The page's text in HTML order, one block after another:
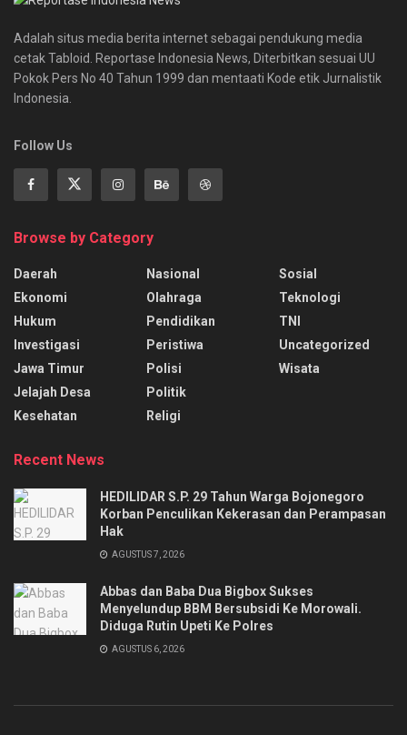
Adalah situs media berita internet sebagai pendukung media
cetak Tabloid. Reportase Indonesia News, Diterbitkan sesuai UU
Pokok Pers No 40 Tahun 1999 dan mentaati Kode etik Jurnalistik
Indonesia.
Follow Us
Browse by Category
Daerah
Ekonomi
Hukum
Investigasi
Jawa Timur
Jelajah Desa
Kesehatan
Nasional
Olahraga
Pendidikan
Peristiwa
Polisi
Politik
Religi
Sosial
Teknologi
TNI
Uncategorized
Wisata
Recent News
HEDILIDAR S.P. 29 Tahun Warga Bojonegoro
Korban Penculikan Kekerasan dan Perampasan
Hak
AGUSTUS 7, 2026
Abbas dan Baba Dua Bigbox Sukses
Menyelundup BBM Bersubsidi Ke Morowali.
Diduga Rutin Upeti Ke Polres
AGUSTUS 6, 2026